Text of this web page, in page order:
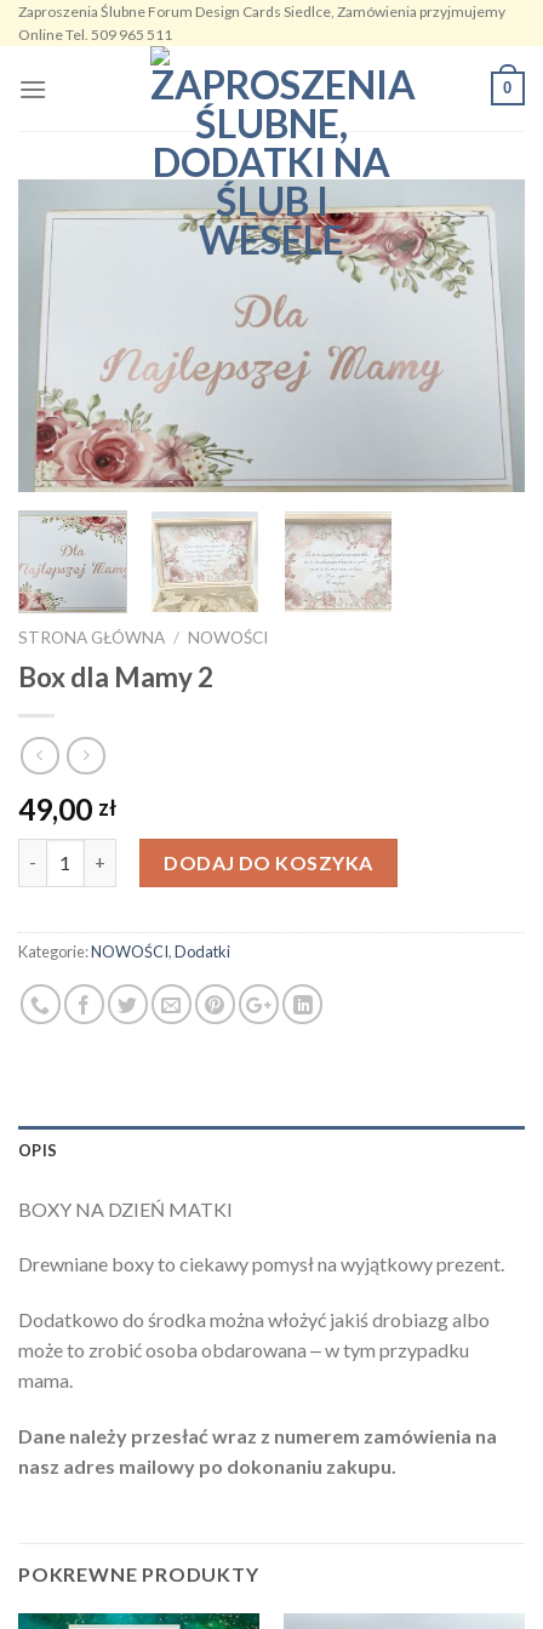
Skip
to
content
Zaproszenia Ślubne Forum Design Cards Siedlce, Zamówienia przyjmujemy
Online Tel. 509 965 511
0
STRONA GŁÓWNA / NOWOŚCI
Box dla Mamy 2
49,00 zł
DODAJ DO KOSZYKA
Kategorie:NOWOŚCI,Dodatki
OPIS
BOXY NA DZIEŃ MATKI
Drewniane boxy to ciekawy pomysł na wyjątkowy prezent.
Dodatkowo do środka można włożyć jakiś drobiazg albo
może to zrobić osoba obdarowana ‒ w tym przypadku
mama.
Dane należy przesłać wraz z numerem zamówienia na
nasz adres mailowy po dokonaniu zakupu.
POKREWNE PRODUKTY